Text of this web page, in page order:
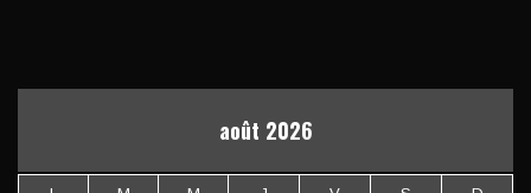
août 2026